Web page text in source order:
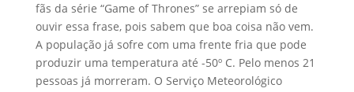
fãs da série “Game of Thrones” se arrepiam só de
ouvir essa frase, pois sabem que boa coisa não vem.
A população já sofre com uma frente fria que pode
produzir uma temperatura até -50º C. Pelo menos 21
pessoas já morreram. O Serviço Meteorológico